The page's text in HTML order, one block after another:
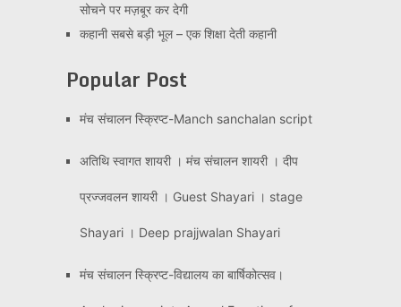
सोचने पर मज़बूर कर देगी
कहानी सबसे बड़ी भूल – एक शिक्षा देती कहानी
Popular Post
मंच संचालन स्क्रिप्ट-Manch sanchalan script
अतिथि स्वागत शायरी । मंच संचालन शायरी । दीप
प्रज्जवलन शायरी । Guest Shayari । stage
Shayari । Deep prajjwalan Shayari
मंच संचालन स्क्रिप्ट-विद्यालय का बार्षिकोत्सव।